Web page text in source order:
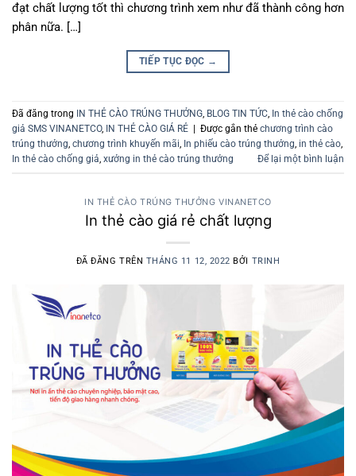
đạt chất lượng tốt thì chương trình xem như đã thành công hơn
phân nữa. […]
TIẾP TỤC ĐỌC →
Đã đăng trong IN THẺ CÀO TRÚNG THƯỞNG, BLOG TIN TỨC, In thẻ cào chống
giả SMS VINANETCO, IN THẺ CÀO GIÁ RẺ Được gắn thẻ chương trình cào
trúng thưởng, chương trình khuyến mãi, In phiếu cào trúng thưởng, in thẻ cào,
In thẻ cào chống giả, xưởng in thẻ cào trúng thưởng Để lại một bình luận
IN THẺ CÀO TRÚNG THƯỞNG VINANETCO
In thẻ cào giá rẻ chất lượng
ĐÃ ĐĂNG TRÊN THÁNG 11 12, 2022 BỞI TRINH